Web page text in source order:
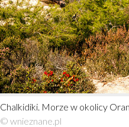
Chalkidiki. Morze w okolicy
© wnieznane.pl